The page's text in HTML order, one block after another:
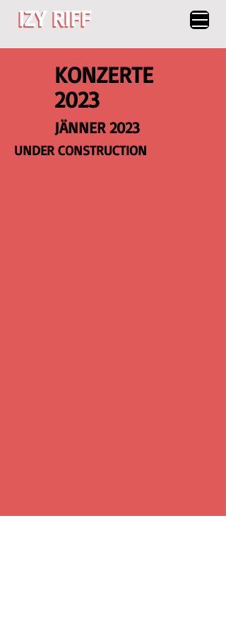
IZY RIFF
IZY RIFF
KONZERTE
2023
JÄNNER 2023
UNDER CONSTRUCTION